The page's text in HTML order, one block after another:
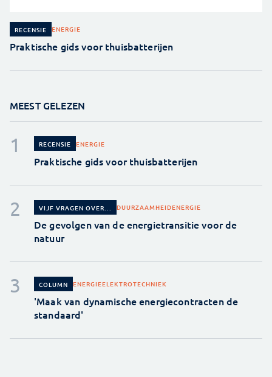
RECENSIE ENERGIE
Praktische gids voor thuisbatterijen
MEEST GELEZEN
RECENSIE ENERGIE
Praktische gids voor thuisbatterijen
VIJF VRAGEN OVER... DUURZAAMHEIDENERGIE
De gevolgen van de energietransitie voor de
natuur
COLUMN ENERGIEELEKTROTECHNIEK
'Maak van dynamische energiecontracten de
standaard'